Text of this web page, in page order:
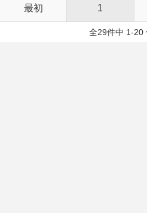
最初 1
全29件中 1-20